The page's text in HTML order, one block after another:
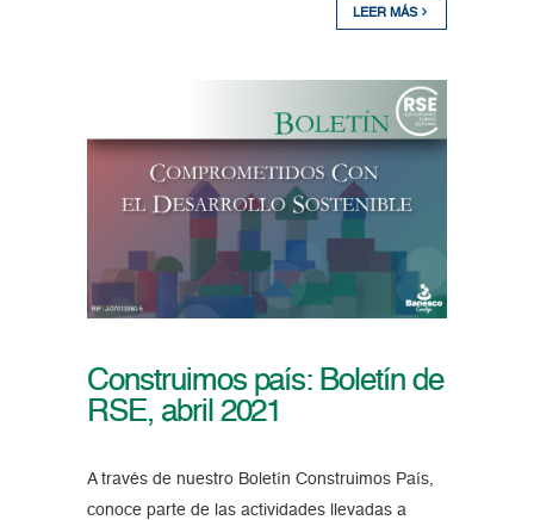
LEER MÁS
Construimos país: Boletín de
RSE, abril 2021
A través de nuestro Boletín Construimos País,
conoce parte de las actividades llevadas a